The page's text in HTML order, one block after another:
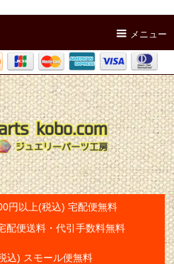
メニュー
円以上(税込) 宅配便無料
配便送料・代引手数料無料
込) スモール便無料